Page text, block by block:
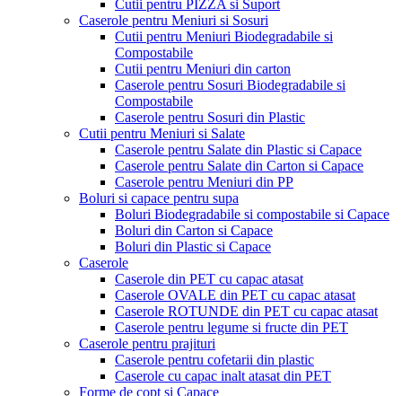
Cutii pentru PIZZA si Suport
Caserole pentru Meniuri si Sosuri
Cutii pentru Meniuri Biodegradabile si
Compostabile
Cutii pentru Meniuri din carton
Caserole pentru Sosuri Biodegradabile si
Compostabile
Caserole pentru Sosuri din Plastic
Cutii pentru Meniuri si Salate
Caserole pentru Salate din Plastic si Capace
Caserole pentru Salate din Carton si Capace
Caserole pentru Meniuri din PP
Boluri si capace pentru supa
Boluri Biodegradabile si compostabile si Capace
Boluri din Carton si Capace
Boluri din Plastic si Capace
Caserole
Caserole din PET cu capac atasat
Caserole OVALE din PET cu capac atasat
Caserole ROTUNDE din PET cu capac atasat
Caserole pentru legume si fructe din PET
Caserole pentru prajituri
Caserole pentru cofetarii din plastic
Caserole cu capac inalt atasat din PET
Forme de copt si Capace